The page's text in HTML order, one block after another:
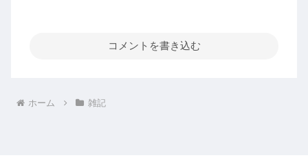
コメントを書き込む
ホーム 雑記